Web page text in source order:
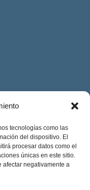
tecnologías como las
del dispositivo. El
procesar datos como el
únicas en este sitio.
afectar negativamente a